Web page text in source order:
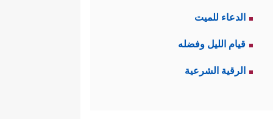
الدعاء للميت
قيام الليل وفضله
الرقية الشرعية